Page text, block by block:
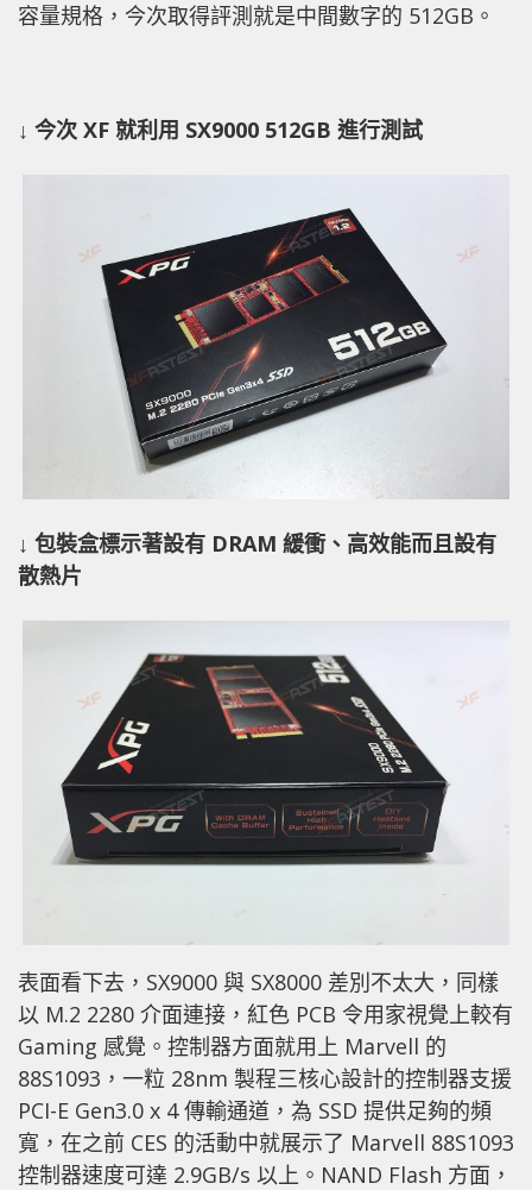
容量規格，今次取得評測就是中間數字的 512GB。
↓ 今次 XF 就利用 SX9000 512GB 進行測試
↓ 包裝盒標示著設有 DRAM 緩衝、高效能而且設有
散熱片
表面看下去，SX9000 與 SX8000 差別不太大，同樣
以 M.2 2280 介面連接，紅色 PCB 令用家視覺上較有
Gaming 感覺。控制器方面就用上 Marvell 的
88S1093，一粒 28nm 製程三核心設計的控制器支援
PCI-E Gen3.0 x 4 傳輸通道，為 SSD 提供足夠的頻
寬，在之前 CES 的活動中就展示了 Marvell 88S1093
控制器速度可達 2.9GB/s 以上。NAND Flash 方面，